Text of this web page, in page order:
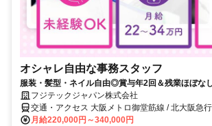
オシャレ自由な事務スタッフ
服装・髪型・ネイル自由◎賞与年2回＆残業ほぼな
フジテックジャパン株式会社
交通・アクセス 大阪メトロ御堂筋線 / 北大阪急行
から徒歩約4〜5分
月給220,000円～340,000円